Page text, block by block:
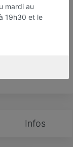
Infos
mardi au
19h30 et le